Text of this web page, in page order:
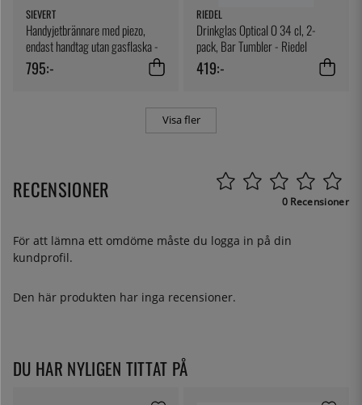
SIEVERT
Handyjetbrännare med piezo,
endast handtag utan gasflaska -
Sievert
795:-
RIEDEL
Drinkglas Optical O 34 cl, 2-
pack, Bar Tumbler - Riedel
419:-
Visa fler
RECENSIONER 0 Recensioner
För att lämna ett omdöme måste du logga in på din
kundprofil.
Den här produkten har inga recensioner.
DU HAR NYLIGEN TITTAT PÅ